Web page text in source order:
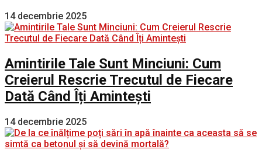
14 decembrie 2025
Amintirile Tale Sunt Minciuni: Cum
Creierul Rescrie Trecutul de Fiecare
Dată Când Îți Amintești
14 decembrie 2025